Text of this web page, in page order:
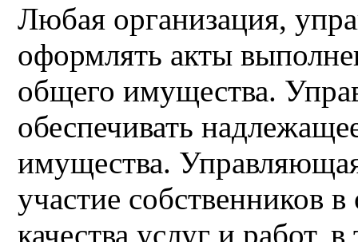
Любая организация,
оформлять акты
общего имущества.
обеспечивать
имущества.
участие собственников
качества услуг и работ,